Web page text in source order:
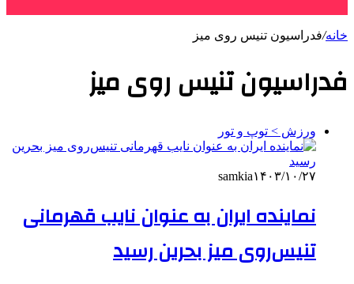
خانه/فدراسیون تنیس روی میز
فدراسیون تنیس روی میز
ورزش > توپ و تور
samkia۱۴۰۳/۱۰/۲۷
نماینده ایران به عنوان نایب قهرمانی
تنیس‌روی میز بحرین رسید